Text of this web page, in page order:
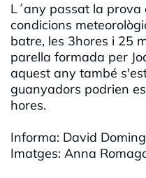
L´any passat la prova
condicions
batre, les 3hores i 25
parella formada per
aquest any també
guanyadors podrien
hores.
Informa: David
Imatges: Anna